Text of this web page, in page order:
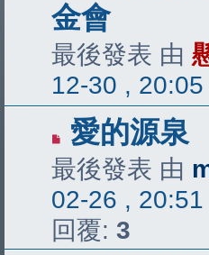
金會
最後發表 由
12-30 , 20:05
愛的源泉
最後發表 由
02-26 , 20:51
回覆: 3